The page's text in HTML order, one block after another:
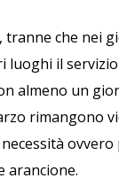
che nei
luoghi il
almeno un
rimangono
arancione.